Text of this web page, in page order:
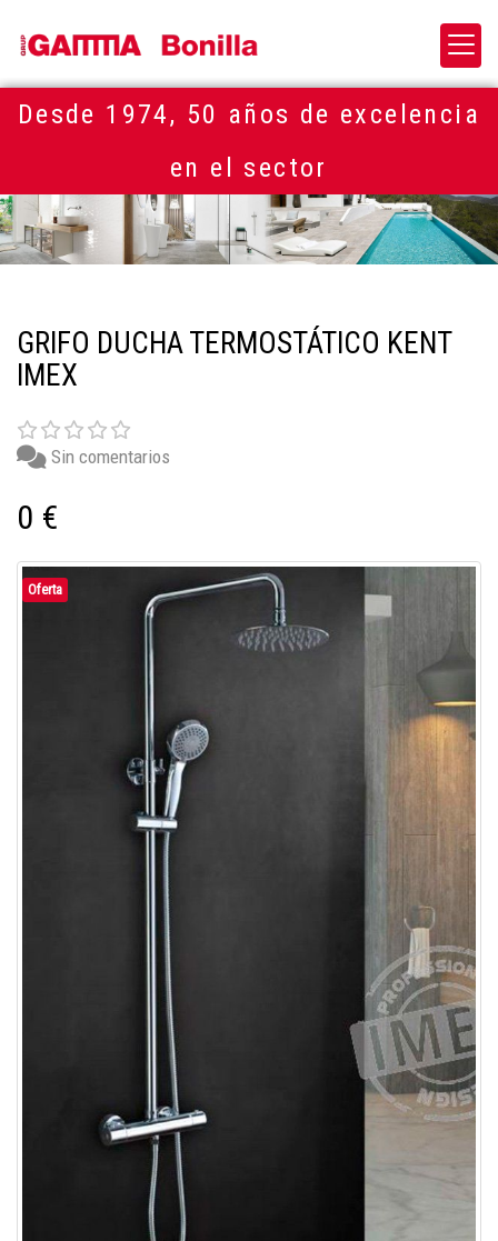
Desde 1974, 50 años de excelencia
en el sector
GRIFO DUCHA TERMOSTÁTICO KENT
IMEX
Sin comentarios
0 €
Oferta